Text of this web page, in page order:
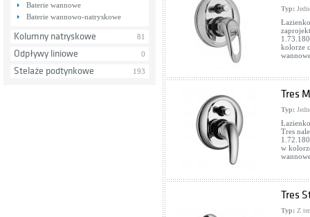
Baterie wannowe
Baterie wannowo-natryskowe
Kolumny natryskowe 81
Odpływy liniowe 0
Stelaże podtynkowe 193
Typ:
kolorze
Tres
Typ:
Tres
w
Tres
Typ: Z